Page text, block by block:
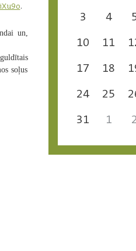
.
un,
soļus
3
4
10
11
17
18
24
25
31
1 2